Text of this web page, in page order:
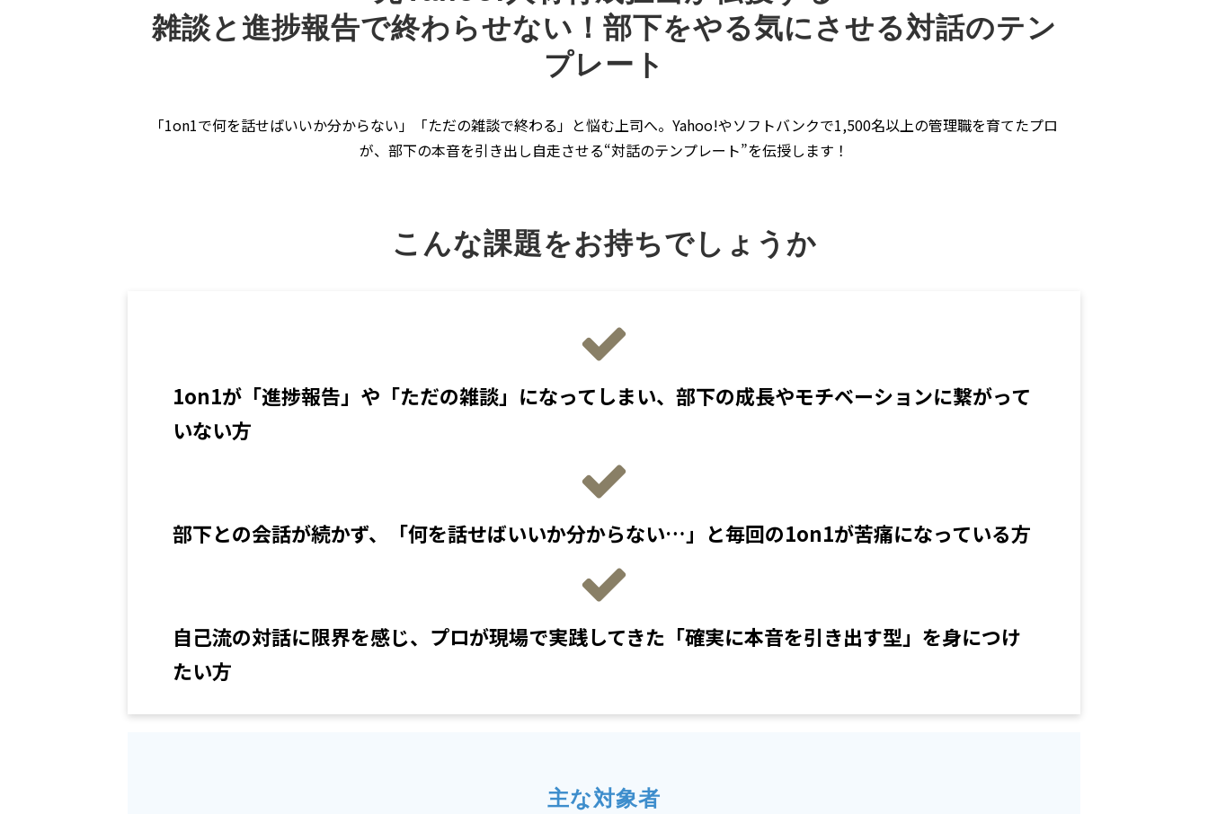
雑談と進捗報告で終わらせない！部下をやる気にさせる対話のテン
プレート
「1on1で何を話せばいいか分からない」「ただの雑談で終わる」と悩む上司へ。Yahoo!やソフトバンクで1,500名以上の管理職を育てたプロ
が、部下の本音を引き出し自走させる“対話のテンプレート”を伝授します！
こんな課題をお持ちでしょうか
1on1が「進捗報告」や「ただの雑談」になってしまい、部下の成長やモチベーションに繋がって
いない方
部下との会話が続かず、「何を話せばいいか分からない…」と毎回の1on1が苦痛になっている方
自己流の対話に限界を感じ、プロが現場で実践してきた「確実に本音を引き出す型」を身につけ
たい方
主な対象者